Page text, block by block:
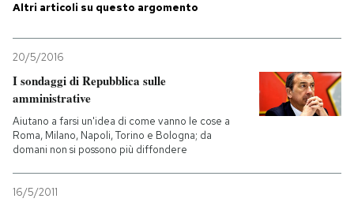
PODCAST
NEWSLETTER
I MIEI PREFERITI
SHOP
Altri articoli su questo argomento
20/5/2016
I sondaggi di Repubblica sulle
amministrative
Aiutano a farsi un'idea di come vanno le cose a
Roma, Milano, Napoli, Torino e Bologna; da
domani non si possono più diffondere
16/5/2011